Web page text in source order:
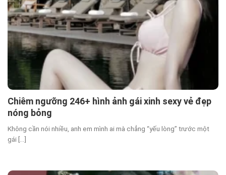
Chiêm ngưỡng 246+ hình ảnh gái xinh sexy vẻ đẹp
nóng bỏng
Không cần nói nhiều, anh em mình ai mà chẳng “yếu lòng” trước một
gái [...]